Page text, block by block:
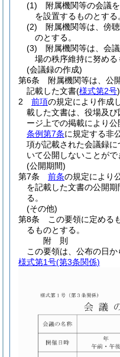
(1)
附属機関等の会議
を設置するものとする
(2)
附属機関等は、傍
のとする。
(3)
附属機関等は、会
場の秩序維持に努める
(会議録の作成)
第6条
附属機関等は、公
記載した文書(様式第2号)
2
前項の規定により作成
載した文書は、役場及
ージ上での掲載により公
条例第7条に規定する非
項が記載された会議録
いて公開しないことがで
(公開期間)
第7条
前条の規定により
を記載した文書の公開
る。
(その他)
第8条
この要領に定める
るものとする。
附 則
この要領は、公布の日か
様式第1号(第3条関係)